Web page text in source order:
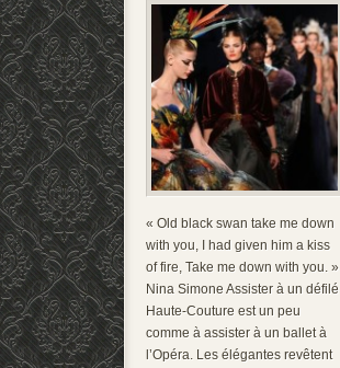
« Old black swan take me down
with you, I had given him a kiss
of fire, Take me down with you. »
Nina Simone Assister à un défilé
Haute-Couture est un peu
comme à assister à un ballet à
l’Opéra. Les élégantes revêtent